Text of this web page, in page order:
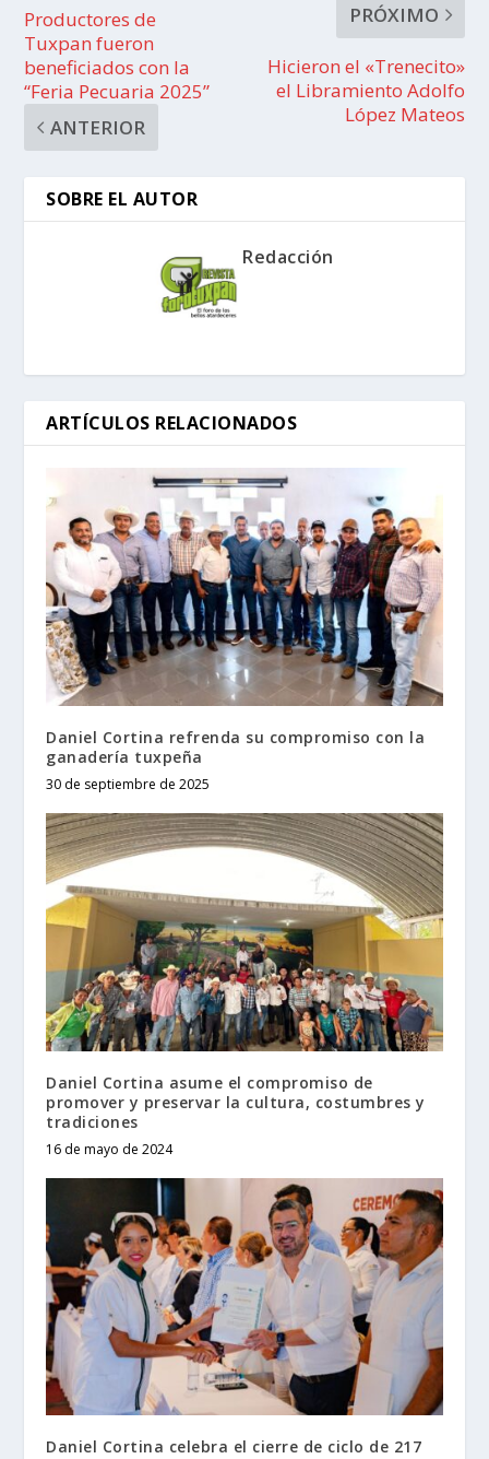
Productores de
Tuxpan fueron
beneficiados con la
“Feria Pecuaria 2025”
ANTERIOR
PRÓXIMO
Hicieron el «Trenecito»
el Libramiento Adolfo
López Mateos
SOBRE EL AUTOR
Redacción
ARTÍCULOS RELACIONADOS
Daniel Cortina refrenda su compromiso con la
ganadería tuxpeña
30 de septiembre de 2025
Daniel Cortina asume el compromiso de
promover y preservar la cultura, costumbres y
tradiciones
16 de mayo de 2024
Daniel Cortina celebra el cierre de ciclo de 217